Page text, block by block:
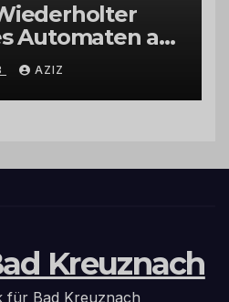
Automaten am
in
Labachweg
AZIZ
Kreuznach
für Bad Kreuznach